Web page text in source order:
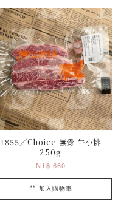
1855／Choice 無骨 牛小排
250g
NT$ 660
加入購物車